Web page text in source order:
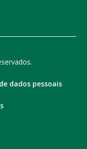
dados pessoais